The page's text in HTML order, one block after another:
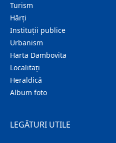
Turism
Hărţi
Instituţii publice
Urbanism
Harta Dambovita
Localitaţi
Heraldică
Album foto
LEGĂTURI UTILE